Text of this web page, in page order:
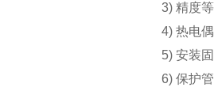
3) 精度
4) 热电
5) 安装
6) 保护